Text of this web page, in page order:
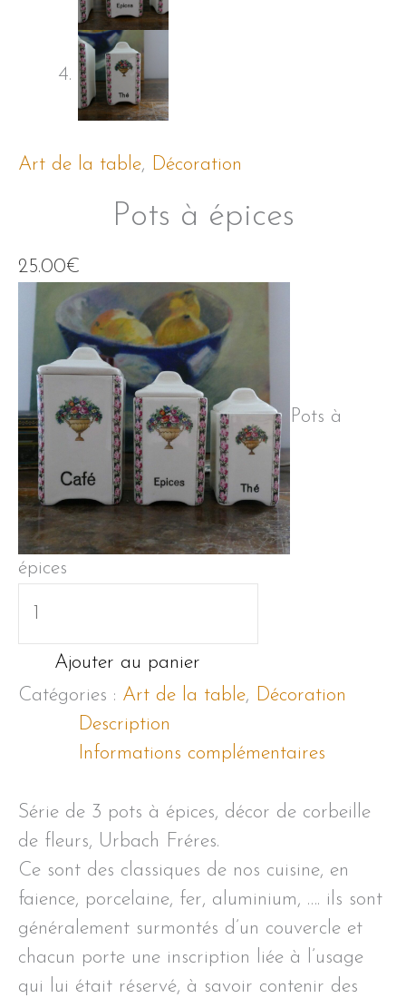
Art de la table, Décoration
Pots à épices
25.00€
Pots à
épices
à
Ajouter au panier
Catégories : Art de la table, Décoration
Description
Informations complémentaires
Série de 3 pots à épices, décor de corbeille
de fleurs, Urbach Fréres.
Ce sont des classiques de nos cuisine, en
faience, porcelaine, fer, aluminium, …. ils sont
généralement surmontés d’un couvercle et
chacun porte une inscription liée à l’usage
qui lui était réservé, à savoir contenir des